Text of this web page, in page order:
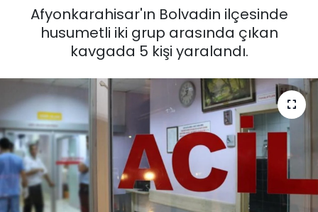
Afyonkarahisar'ın Bolvadin ilçesinde
husumetli iki grup arasında çıkan
kavgada 5 kişi yaralandı.
EKONOMİ
English News
GÜNCEL
KÜLTÜR SANAT
MAGAZİN
POLİTİKA
Son Dakika Haberleri
Haber Arşivi